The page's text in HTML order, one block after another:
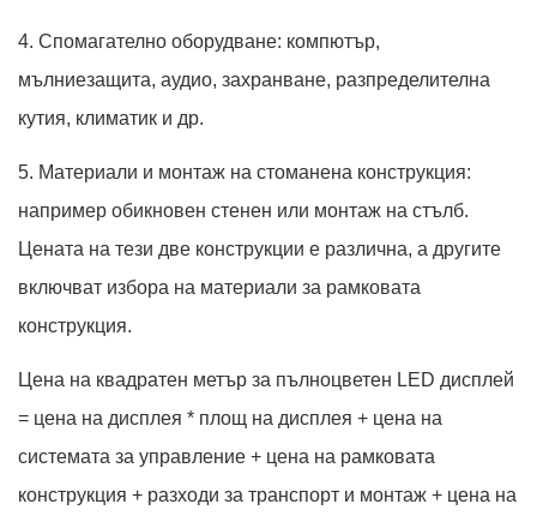
4. Спомагателно оборудване: компютър,
мълниезащита, аудио, захранване, разпределителна
кутия, климатик и др.
5. Материали и монтаж на стоманена конструкция:
например обикновен стенен или монтаж на стълб.
Цената на тези две конструкции е различна, а другите
включват избора на материали за рамковата
конструкция.
Цена на квадратен метър за пълноцветен LED дисплей
= цена на дисплея * площ на дисплея + цена на
системата за управление + цена на рамковата
конструкция + разходи за транспорт и монтаж + цена на